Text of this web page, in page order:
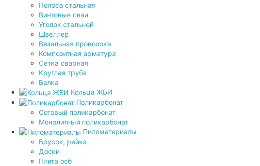
Полоса стальная
Винтовые сваи
Уголок стальной
Швеллер
Вязальная проволока
Композитная арматура
Сетка сварная
Круглая труба
Балка
Кольца ЖБИ
Поликарбонат
Сотовый поликарбонат
Монолитный поликарбонат
Пиломатериалы
Брусок, рейка
Доски
Плита осб